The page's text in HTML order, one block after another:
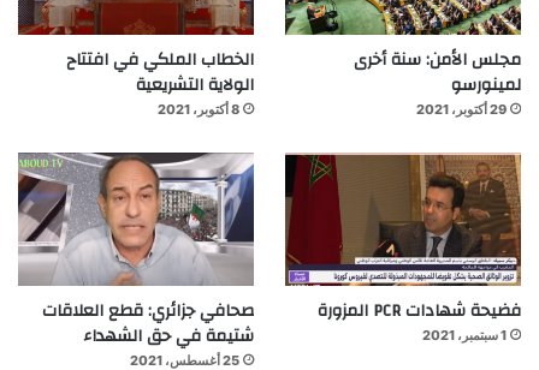
مجلس الأمن: سنة أخرى
لمينورسو
29 أكتوبر، 2021
الخطاب الملكي في افتتاح
الولاية التشريعية
8 أكتوبر، 2021
فضيحة شهادات PCR المزورة
1 سبتمبر، 2021
صحافي جزائري: قطع العلاقات
شتيمة في حق الشهداء
25 أغسطس، 2021